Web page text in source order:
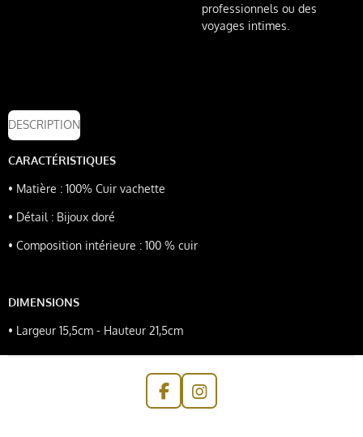
professionnels ou des
voyages intimes.
DESCRIPTION
CARACTÉRISTIQUES
• Matière : 100% Cuir vachette
• Détail : Bijoux doré
• Composition intérieure : 100 % cuir
DIMENSIONS
• Largeur 15,5cm - Hauteur 21,5cm
F
a
I
n